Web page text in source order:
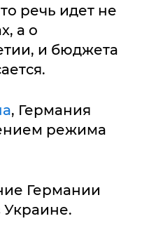
речь идет не
а о
и бюджета
, Германия
режима
Германии
Украине.